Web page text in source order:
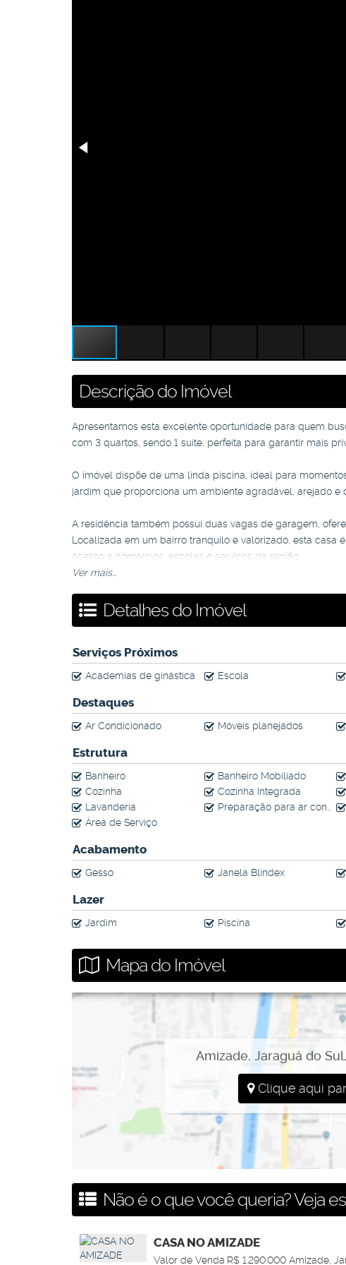
Descrição do Imóvel
Apresentamos esta excelente oportunidade para quem
com 3 quartos, sendo 1 suíte, perfeita para garantir mais
O imóvel dispõe de uma linda piscina, ideal para
jardim que proporciona um ambiente agradável, arejado e
A residência também possui duas vagas de garagem,
Localizada em um bairro tranquilo e valorizado, esta casa
acesso a comércios, escolas e serviços da região.
*Valores sujeitos a atualização.
Ver mais...
Detalhes do Imóvel
Serviços Próximos
Academias de ginástica Escola
Destaques
Ar Condicionado Móveis planejados
Estrutura
Banheiro Banheiro Mobiliado
Cozinha
Cozinha Integrada
Lavanderia
Preparação para ar condicionado Split
Área de Serviço
Acabamento
Gesso Janela Blindex
Lazer
Jardim Piscina
Mapa do Imóvel
Amizade, Jaraguá do Sul,
Clique aqui
Não é o que você queria? Veja
CASA NO AMIZADE
R$ 1.290.000
Valor de Venda
Amizade,